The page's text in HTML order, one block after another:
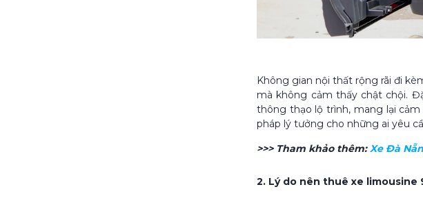
Không gian nội thất rộng rãi đi
mà không cảm thấy chật chội.
thông thạo lộ trình, mang lại
pháp lý tưởng cho những ai yêu
>>> Tham khảo thêm:Xe Đà
2. Lý do nên thuê xe limousine